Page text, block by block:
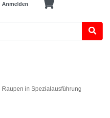
Anmelden
Raupen in Spezialausführung